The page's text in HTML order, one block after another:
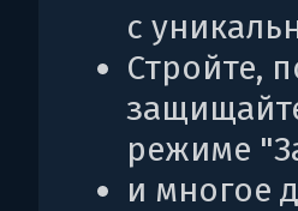
с
Стройте,
режиме
и многое